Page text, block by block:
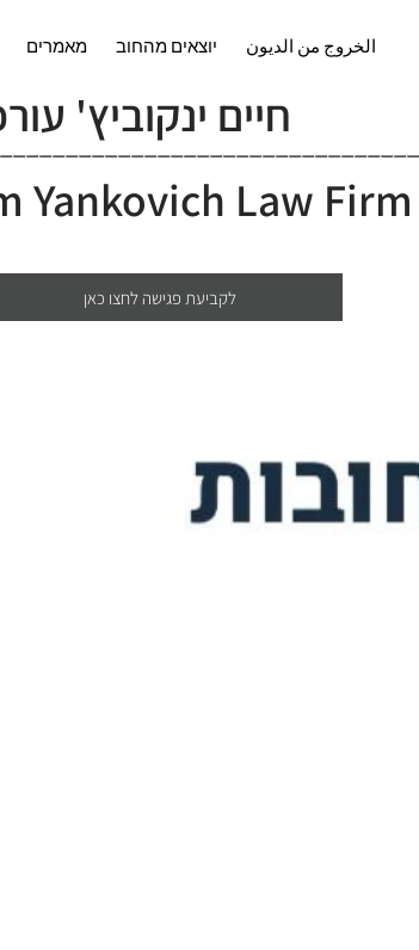
מאמרים יוצאים מהחוב الخروج من الديون
חיים ינקוביץ'
Yankovich Law Firm
לקביעת פגישה לחצו כאן